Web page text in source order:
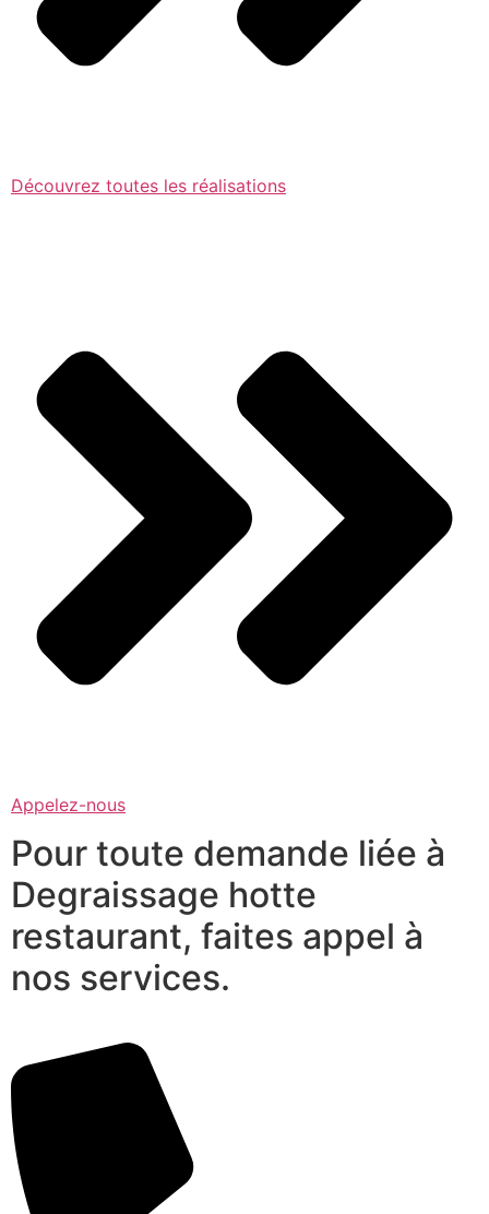
Découvrez toutes les réalisations
Appelez-nous
Pour toute demande liée à
Degraissage hotte
restaurant, faites appel à
nos services.